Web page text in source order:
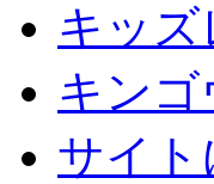
キッズ
キン
サイト